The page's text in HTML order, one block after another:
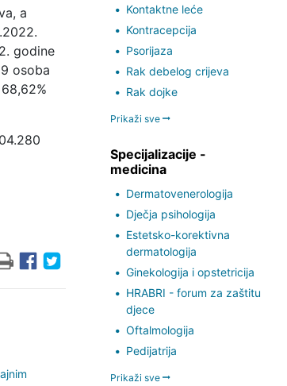
a
godine
osoba
Kontaktne leće
Kontracepcija
Psorijaza
Rak debelog crijeva
Rak dojke
Prikaži sve
Specijalizacije -
medicina
Dermatovenerologija
Dječja psihologija
Estetsko-korektivna
dermatologija
Ginekologija i opstetricija
HRABRI - forum za zaštitu
djece
Oftalmologija
Pedijatrija
Prikaži sve